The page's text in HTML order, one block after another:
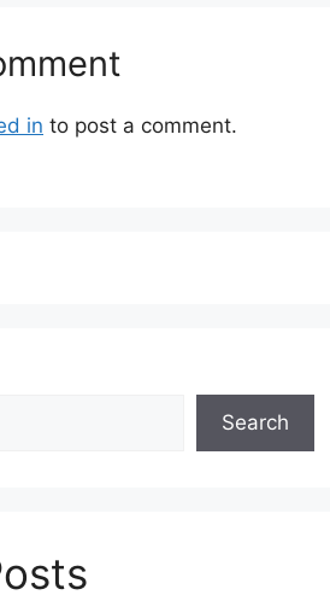
in to post a comment.
Search